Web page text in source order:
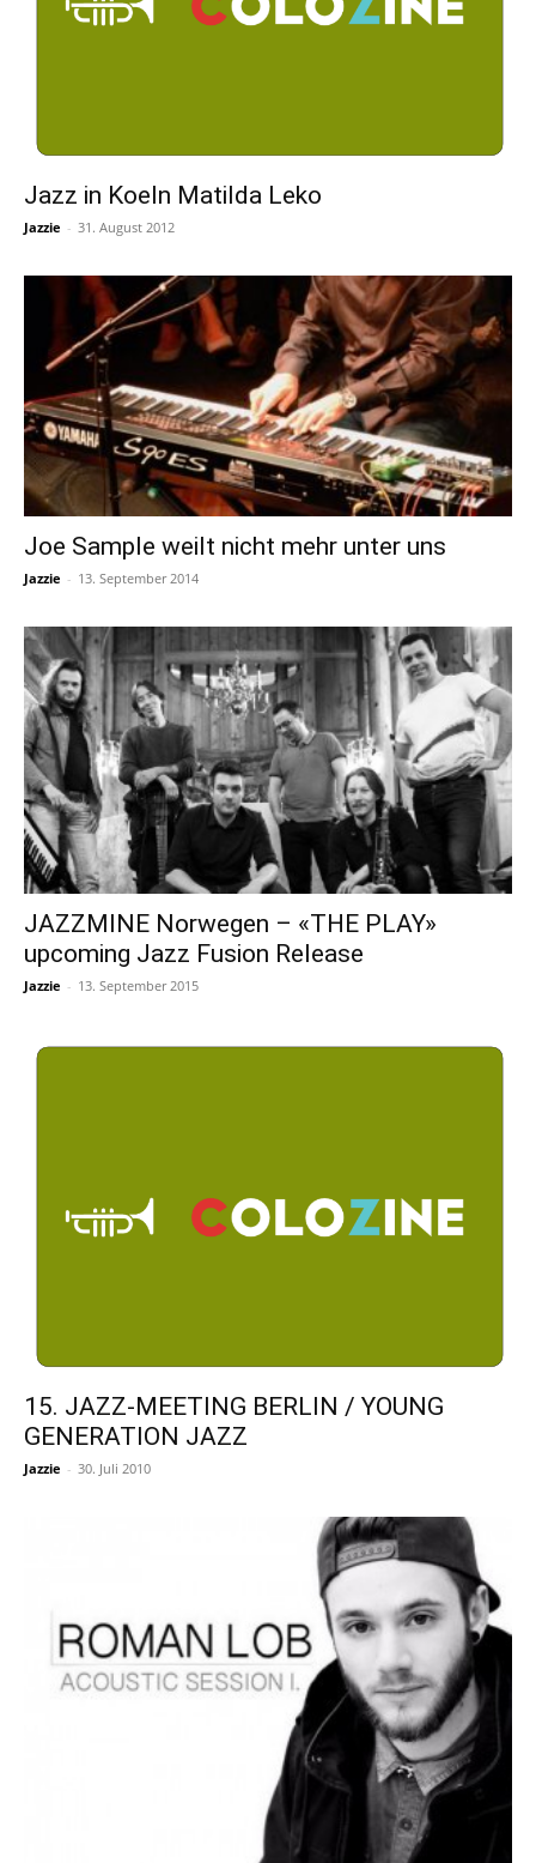
Jazz in Koeln Matilda Leko
Jazzie - 31. August 2012
Joe Sample weilt nicht mehr unter uns
Jazzie - 13. September 2014
JAZZMINE Norwegen – «THE PLAY»
upcoming Jazz Fusion Release
Jazzie - 13. September 2015
15. JAZZ-MEETING BERLIN / YOUNG
GENERATION JAZZ
Jazzie - 30. Juli 2010